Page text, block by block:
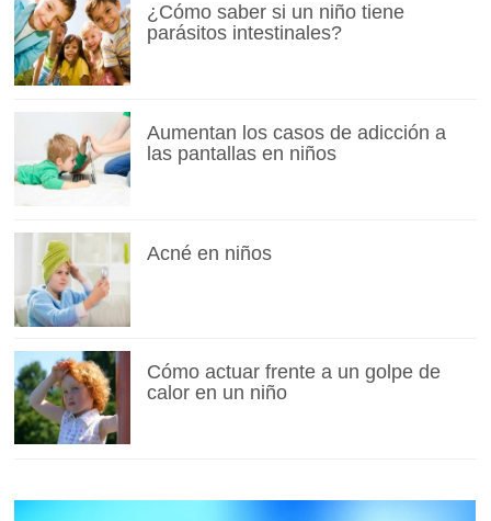
¿Cómo saber si un niño tiene
parásitos intestinales?
Aumentan los casos de adicción a
las pantallas en niños
Acné en niños
Cómo actuar frente a un golpe de
calor en un niño